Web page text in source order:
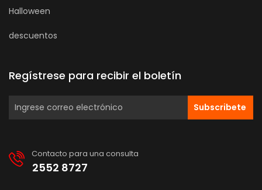
Halloween
descuentos
Regístrese para recibir el boletín
Subscribete
Contacto para una consulta
2552 8727